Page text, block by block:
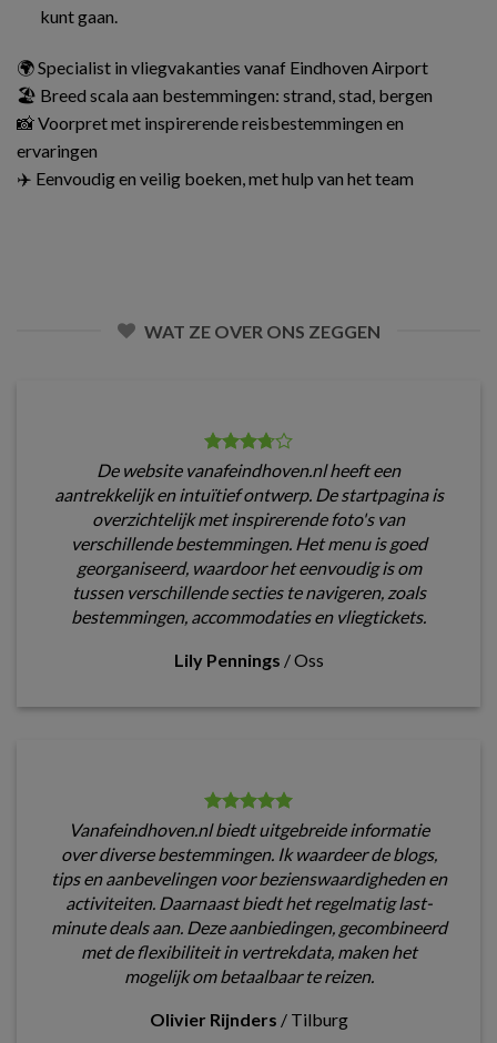
kunt gaan.
🌍 Specialist in vliegvakanties vanaf Eindhoven Airport
🏖️ Breed scala aan bestemmingen: strand, stad, bergen
📸 Voorpret met inspirerende reisbestemmingen en
ervaringen
✈️ Eenvoudig en veilig boeken, met hulp van het team
WAT ZE OVER ONS ZEGGEN
De website vanafeindhoven.nl heeft een
aantrekkelijk en intuïtief ontwerp. De startpagina is
overzichtelijk met inspirerende foto's van
verschillende bestemmingen. Het menu is goed
georganiseerd, waardoor het eenvoudig is om
tussen verschillende secties te navigeren, zoals
bestemmingen, accommodaties en vliegtickets.
Lily Pennings /Oss
Vanafeindhoven.nl biedt uitgebreide informatie
over diverse bestemmingen. Ik waardeer de blogs,
tips en aanbevelingen voor bezienswaardigheden en
activiteiten. Daarnaast biedt het regelmatig last-
minute deals aan. Deze aanbiedingen, gecombineerd
met de flexibiliteit in vertrekdata, maken het
mogelijk om betaalbaar te reizen.
Olivier Rijnders / Tilburg